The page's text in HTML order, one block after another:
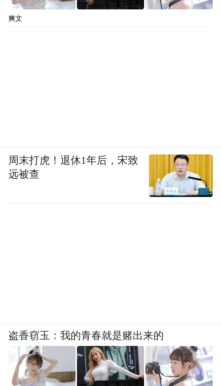
爽文
周末打虎！退休1年后，宋致
远被查
盗香窃玉：我的青春就是赌出来的